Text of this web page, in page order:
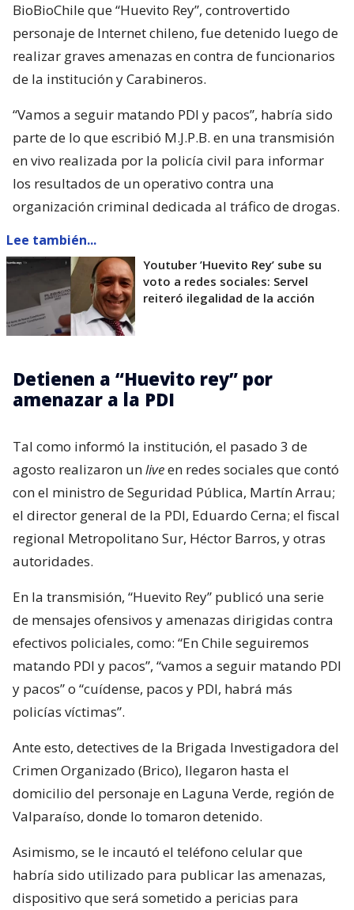
BioBioChile que “Huevito Rey”, controvertido
personaje de Internet chileno, fue detenido luego de
realizar graves amenazas en contra de funcionarios
de la institución y Carabineros.
“Vamos a seguir matando PDI y pacos”, habría sido
parte de lo que escribió M.J.P.B. en una transmisión
en vivo realizada por la policía civil para informar
los resultados de un operativo contra una
organización criminal dedicada al tráfico de drogas.
Lee también...
Youtuber ’Huevito Rey’ sube su
voto a redes sociales: Servel
reiteró ilegalidad de la acción
Detienen a “Huevito rey” por
amenazar a la PDI
Tal como informó la institución, el pasado 3 de
agosto realizaron unliveen redes sociales que contó
con el ministro de Seguridad Pública, Martín Arrau;
el director general de la PDI, Eduardo Cerna; el fiscal
regional Metropolitano Sur, Héctor Barros, y otras
autoridades.
En la transmisión, “Huevito Rey” publicó una serie
de mensajes ofensivos y amenazas dirigidas contra
efectivos policiales, como: “En Chile seguiremos
matando PDI y pacos”, “vamos a seguir matando PDI
y pacos” o “cuídense, pacos y PDI, habrá más
policías víctimas”.
Ante esto, detectives de la Brigada Investigadora del
Crimen Organizado (Brico), llegaron hasta el
domicilio del personaje en Laguna Verde, región de
Valparaíso, donde lo tomaron detenido.
Asimismo, se le incautó el teléfono celular que
habría sido utilizado para publicar las amenazas,
dispositivo que será sometido a pericias para